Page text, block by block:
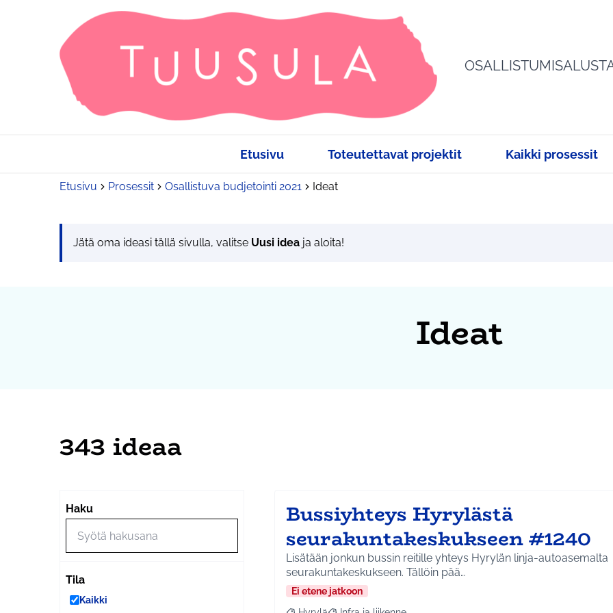
Etusivu Toteutettavat projektit Kaikki prosessit
Etusivu Prosessit Osallistuva budjetointi 2021 Ideat
Jätä oma ideasi tällä sivulla, valitse Uusi idea ja aloita!
Ideat
343 ideaa
Haku
Tila
Kaikki
Bussiyhteys Hyrylästä
seurakuntakeskukseen #1240
Lisätään jonkun bussin reitille yhteys Hyrylän linja-autoasemalta
seurakuntakeskukseen. Tällöin pää…
Ei etene jatkoon